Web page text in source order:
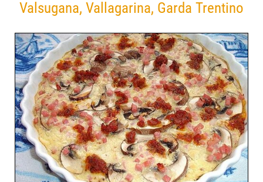
Valsugana, Vallagarina, Garda Trentino